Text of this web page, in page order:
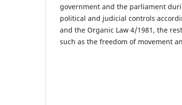
government and the parliament
political and judicial controls
and the Organic Law 4/1981, the
such as the freedom of movement